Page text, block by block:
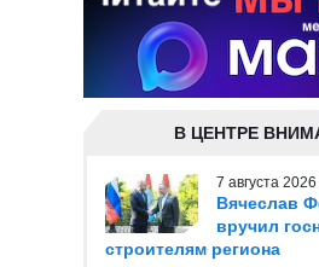
В ЦЕНТРЕ
7 августа 2026
Вячеслав
вручил
строителям региона